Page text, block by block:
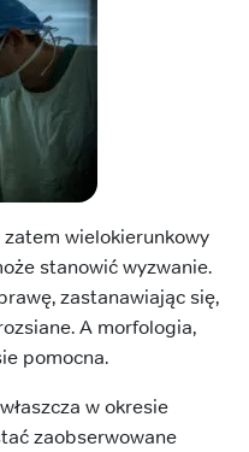
wielokierunkowy
stanowić wyzwanie.
zastanawiając się,
A morfologia,
pomocna.
w okresie
zaobserwowane